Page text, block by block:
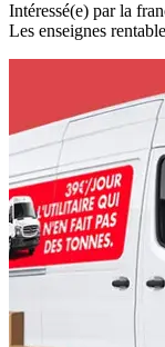
Intéressé(e) par la
Les enseignes